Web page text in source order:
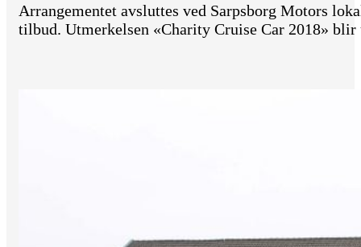
Arrangementet avsluttes ved Sarpsborg Motors
tilbud. Utmerkelsen «Charity Cruise Car 2018» blir